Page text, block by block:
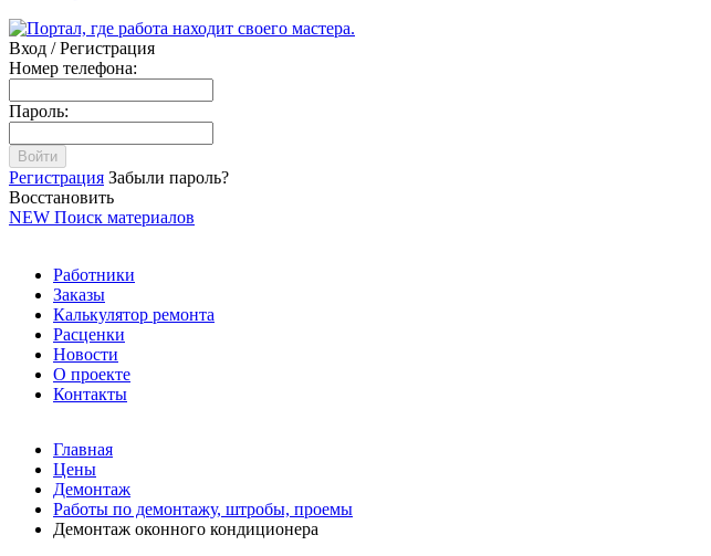
Вход / Регистрация
Номер телефона:
Пароль:
Войти
Регистрация Забыли пароль?
Восстановить
NEW Поиск материалов
Работники
Заказы
Калькулятор ремонта
Расценки
Новости
О проекте
Контакты
Главная
Цены
Демонтаж
Работы по демонтажу, штробы, проемы
Демонтаж оконного кондиционера